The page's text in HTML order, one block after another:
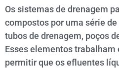
Os sistemas de drenagem
compostos por uma série
tubos de drenagem, poços
Esses elementos trabalham
permitir que os efluentes